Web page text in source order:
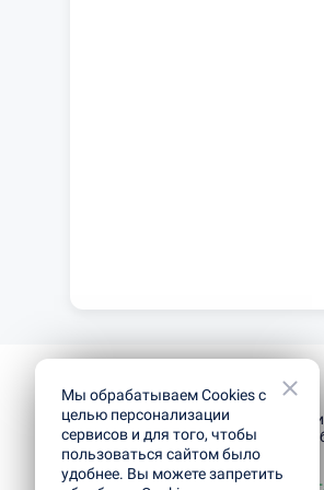
Мы обрабатываем Cookies с
целью персонализации
сервисов и для того, чтобы
пользоваться сайтом было
удобнее. Вы можете запретить
сеть
Оценить технику Оценить золото